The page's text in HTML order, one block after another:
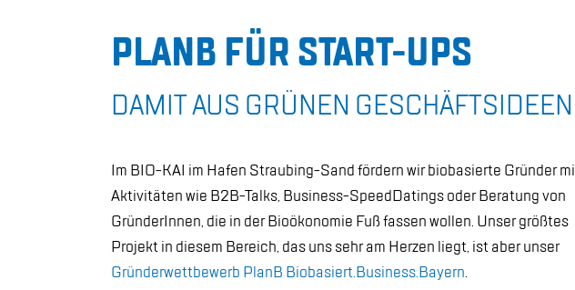
PLANB FÜR START-UPS
DA­MIT AUS GRÜ­NEN
Im BIO-KAI im Ha­fen Strau­bing-Sand för­dern wir bio­ba­sier­te Grün­der
Ak­ti­vi­tä­ten wie B2B-Talks, Busi­ness-Speed­Da­tings oder Be­ra­tung von
Grün­de­rIn­nen, die in der Bio­öko­no­mie Fuß fas­sen wol­len. Un­ser grö­ß­tes
Pro­jekt in die­sem Be­reich, das uns sehr am Her­zen liegt, ist aber un­ser
Grün­der­wett­be­werb PlanB Bio­ba­siert.Busi­ness.Bay­ern.